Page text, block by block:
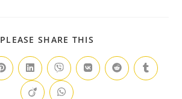
PLEASE SHARE THIS